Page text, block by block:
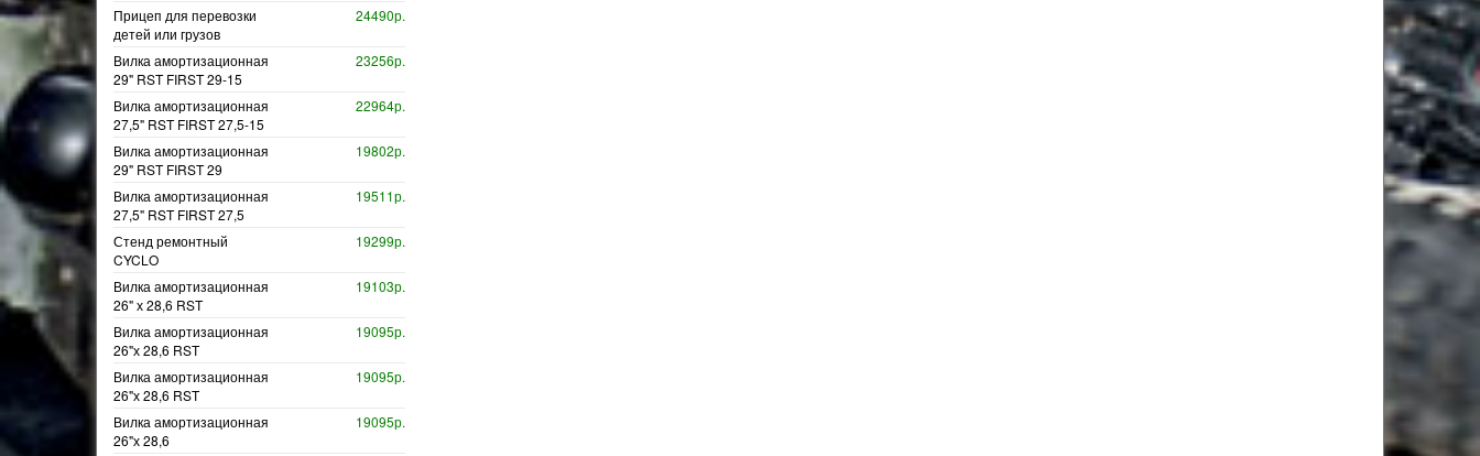
Прицеп для перевозки
детей или грузов
24490р.
Вилка амортизационная
29" RST FIRST 29-15
23256р.
Вилка амортизационная
27,5" RST FIRST 27,5-15
22964р.
Вилка амортизационная
29" RST FIRST 29
19802р.
Вилка амортизационная
27,5" RST FIRST 27,5
19511р.
Стенд ремонтный
CYCLO
19299р.
Вилка амортизационная
26" х 28,6 RST
19103р.
Вилка амортизационная
26"х 28,6 RST
19095р.
Вилка амортизационная
26"х 28,6 RST
19095р.
Вилка амортизационная
26"х 28,6
19095р.